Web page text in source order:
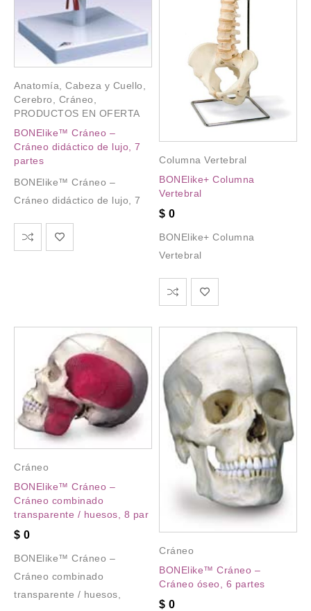
Anatomía, Cabeza y Cuello,
Cerebro, Cráneo,
PRODUCTOS EN OFERTA
BONElike™ Cráneo –
Cráneo didáctico de lujo, 7
partes
BONElike™ Cráneo –
Cráneo didáctico de lujo, 7
Columna Vertebral
BONElike+ Columna
Vertebral
$ 0
BONElike+ Columna
Vertebral
Cráneo
BONElike™ Cráneo –
Cráneo combinado
transparente / huesos, 8 par
$ 0
BONElike™ Cráneo –
Cráneo combinado
transparente / huesos,
Cráneo
BONElike™ Cráneo –
Cráneo óseo, 6 partes
$ 0